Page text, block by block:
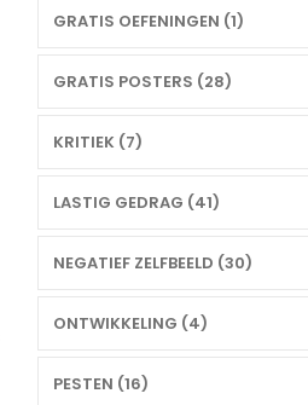
GRATIS OEFENINGEN (1)
GRATIS POSTERS (28)
KRITIEK (7)
LASTIG GEDRAG (41)
NEGATIEF ZELFBEELD (30)
ONTWIKKELING (4)
PESTEN (16)